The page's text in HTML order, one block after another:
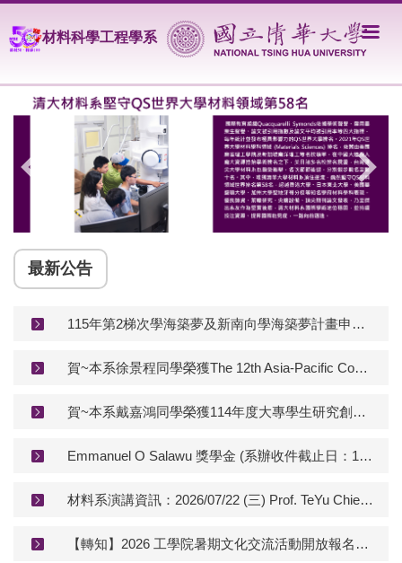
到
主
內
材料科學工程學系
最新公告
115年第2梯次學海築夢及新南向學海築夢計畫申請-系所截止日為115.08.13 中午12:00
賀~本系徐景程同學榮獲The 12th Asia-Pacific Conference on Transducers and Micro-Nano Technology : Best Paper Award
賀~本系戴嘉鴻同學榮獲114年度大專學生研究創作獎，計畫名稱 : 拼圖狀設計之仿生結構：嵌合單元數量對機械性質影響及結構之再使用性研究
Emmanuel O Salawu 獎學金 (系辦收件截止日：115/7/30中午12點)
材料系演講資訊：2026/07/22 (三) Prof. TeYu Chien 14:00~16:00 台達館401 Scanning Tunneling Microscopy for High Entropy Materials
【轉知】2026 工學院暑期文化交流活動開放報名（7／23、7／30）。【 COE Summer Cultural Exchange Events – Registration Open】